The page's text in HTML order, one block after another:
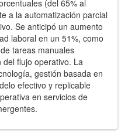
(del 65% al
a la automatización parcial
Se anticipó un aumento
laboral en un 51%, como
tareas manuales
flujo operativo. La
gestión basada en
efectivo y replicable
en servicios de